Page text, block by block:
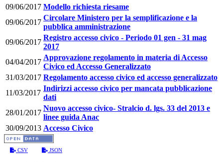
09/06/2017 Modello richiesta riesame
09/06/2017
Circolare Ministero per la semplificazione e la
pubblica amministrazione
09/06/2017
Registro accesso civico - Periodo 01 gen - 31 mag
2017
04/04/2017
Approvazione regolamento in materia di Accesso
Civico ed Accesso Generalizzato
31/03/2017 Regolamento accesso civico ed accesso generalizzato
11/03/2017
Indirizzi accesso civico per mancata pubblicazione
dati
28/01/2017
Nuovo accesso civico- Stralcio d. lgs. 33 del 2013 e
linee guida Anac
30/09/2013 Accesso Civico
CSV JSON